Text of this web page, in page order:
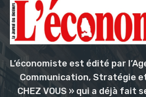
L’économiste est édité par
Communication, Stratégie
CHEZ VOUS » qui a déjà fait